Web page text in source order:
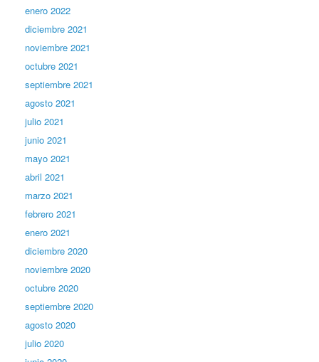
enero 2022
diciembre 2021
noviembre 2021
octubre 2021
septiembre 2021
agosto 2021
julio 2021
junio 2021
mayo 2021
abril 2021
marzo 2021
febrero 2021
enero 2021
diciembre 2020
noviembre 2020
octubre 2020
septiembre 2020
agosto 2020
julio 2020